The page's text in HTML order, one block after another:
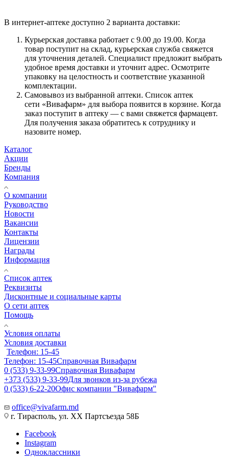
В интернет-аптеке доступно 2 варианта доставки:
Курьерская доставка работает с 9.00 до 19.00. Когда
товар поступит на склад, курьерская служба свяжется
для уточнения деталей. Специалист предложит выбрать
удобное время доставки и уточнит адрес. Осмотрите
упаковку на целостность и соответствие указанной
комплектации.
Самовывоз из выбранной аптеки. Список аптек
сети «Вивафарм» для выбора появится в корзине. Когда
заказ поступит в аптеку — с вами свяжется фармацевт.
Для получения заказа обратитесь к сотруднику и
назовите номер.
Каталог
Акции
Бренды
Компания
О компании
Руководство
Новости
Вакансии
Контакты
Лицензии
Награды
Информация
Список аптек
Реквизиты
Дисконтные и социальные карты
О сети аптек
Помощь
Условия оплаты
Условия доставки
Телефон: 15-45
Телефон: 15-45Справочная Вивафарм
0 (533) 9-33-99Справочная Вивафарм
+373 (533) 9-33-99Для звонков из-за рубежа
0 (533) 6-22-20Офис компании "Вивафарм"
office@vivafarm.md
г. Тирасполь, ул. ХХ Партсъезда 58Б
Facebook
Instagram
Одноклассники